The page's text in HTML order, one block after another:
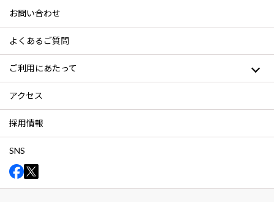
お問い合わせ
よくあるご質問
ご利用にあたって
アクセス
採用情報
SNS